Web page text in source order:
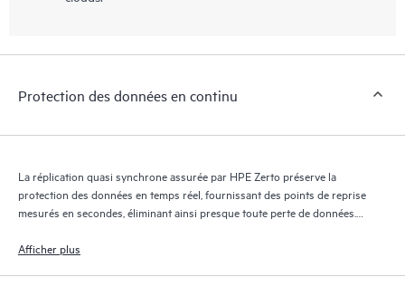
Protection des données en continu
La réplication quasi synchrone assurée par HPE Zerto préserve la
protection des données en temps réel, fournissant des points de reprise
mesurés en secondes, éliminant ainsi presque toute perte de données.
reprise pendant 30 jours maximum, offrant une reprise granulaire et
Afficher plus